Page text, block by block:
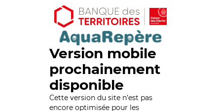
Version mobile
prochainement
disponible
Cette version du site n’est pas
encore optimisée pour les